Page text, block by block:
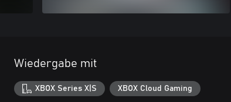
Wiedergabe mit
XBOX Series X|S XBOX Cloud Gaming